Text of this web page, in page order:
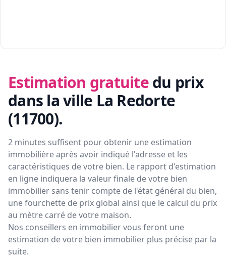
Estimation gratuite du prix
dans la ville La Redorte
(11700).
2 minutes suffisent pour obtenir une estimation
immobilière après avoir indiqué l'adresse et les
caractéristiques de votre bien. Le rapport d'estimation
en ligne indiquera la valeur finale de votre bien
immobilier sans tenir compte de l'état général du bien,
une fourchette de prix global ainsi que le calcul du prix
au mètre carré de votre maison.
Nos conseillers en immobilier vous feront une
estimation de votre bien immobilier plus précise par la
suite.